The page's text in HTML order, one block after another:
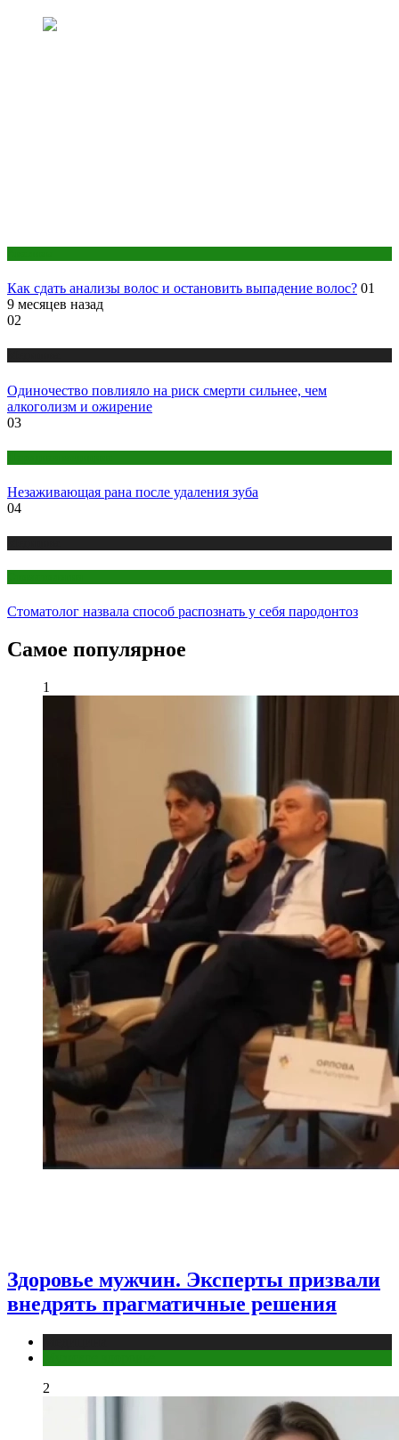
Как сдать анализы волос и остановить выпадение волос? 01
9 месяцев назад
02
Одиночество повлияло на риск смерти сильнее, чем
алкоголизм и ожирение
03
Незаживающая рана после удаления зуба
04
Стоматолог назвала способ распознать у себя пародонтоз
Самое популярное
1
Здоровье мужчин. Эксперты призвали
внедрять прагматичные решения
2